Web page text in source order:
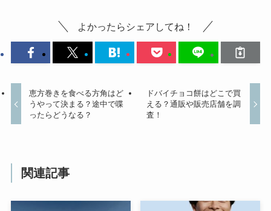
よかったらシェアしてね！
恵方巻きを食べる方角はど
うやって決まる？途中で喋
ったらどうなる？
ドバイチョコ餅はどこで買
える？通販や販売店舗を調
査！
関連記事